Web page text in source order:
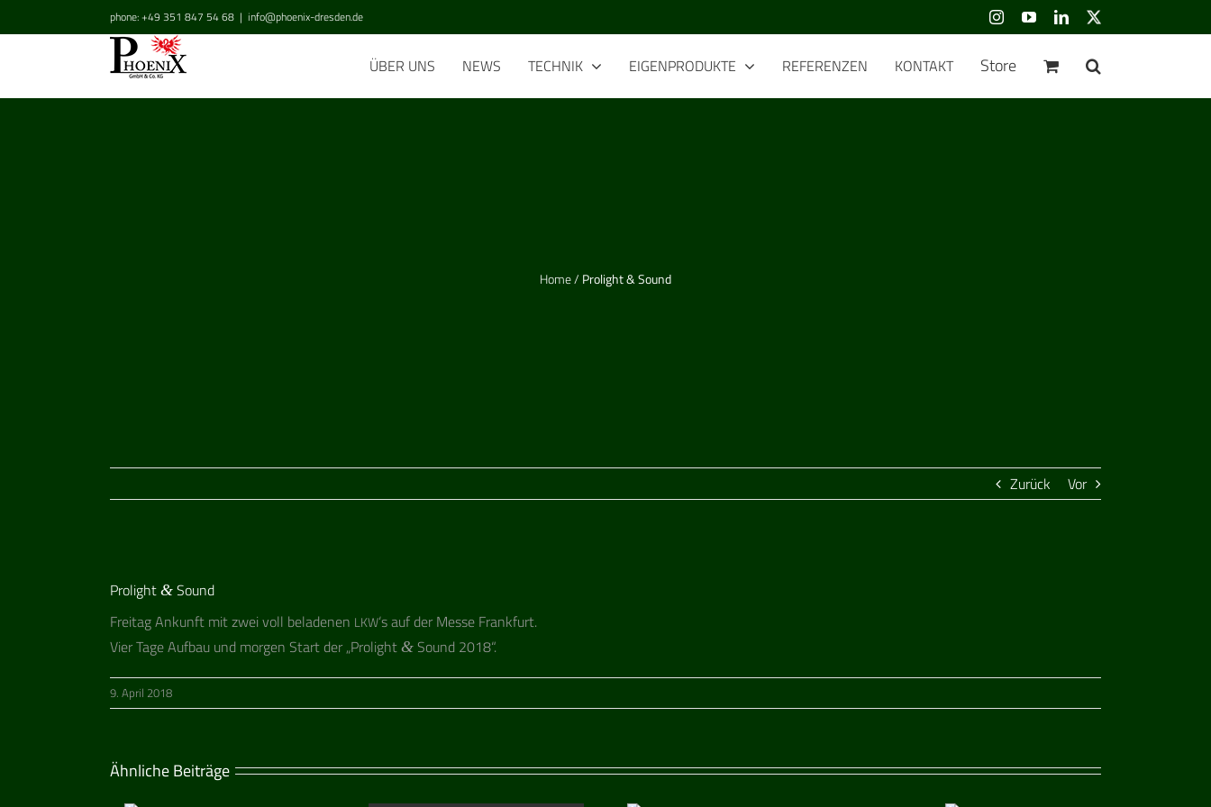
Inhalt
phone: +49 351 847 54 68 | info@phoenix-dresden.de InstagramYouTubeLinkedIn
Benutzerdefiniert
ÜBER UNS NEWS TECHNIK EIGENPRODUKTE REFERENZEN KONTAKT Store
Home/ Prolight & Sound
Zurück Vor
grösseres
Bild
Prolight & Sound
Frei­tag Ankunft mit zwei voll bela­de­nen LKW‘s auf der Messe Frankfurt.
Vier Tage Auf­bau und mor­gen Start der „Pro­light & Sound 2018“.
9. April 2018
Ähnliche Beiträge